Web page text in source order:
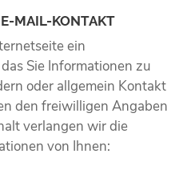
MAIL-KONTAKT
ein
Sie Informationen zu
oder allgemein Kontakt
den freiwilligen Angaben
verlangen wir die
von Ihnen: